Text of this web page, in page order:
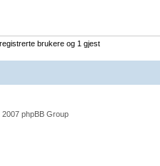
brukere og 1 gjest
phpBB Group